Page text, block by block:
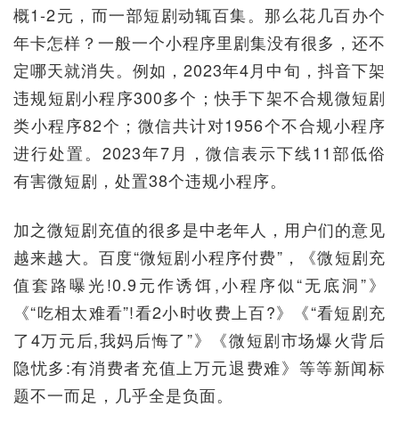
概1-2元，而一部短剧动辄百集。那么花几百办个
年卡怎样？一般一个小程序里剧集没有很多，还不
定哪天就消失。例如，2023年4月中旬，抖音下架
违规短剧小程序300多个；快手下架不合规微短剧
类小程序82个；微信共计对1956个不合规小程序
进行处置。2023年7月，微信表示下线11部低俗
有害微短剧，处置38个违规小程序。
加之微短剧充值的很多是中老年人，用户们的意见
越来越大。百度“微短剧小程序付费”，《微短剧充
值套路曝光!0.9元作诱饵,小程序似“无底洞”》
《“吃相太难看”!看2小时收费上百?》《“看短剧充
了4万元后,我妈后悔了”》《微短剧市场爆火背后
隐忧多:有消费者充值上万元退费难》等等新闻标
题不一而足，几乎全是负面。